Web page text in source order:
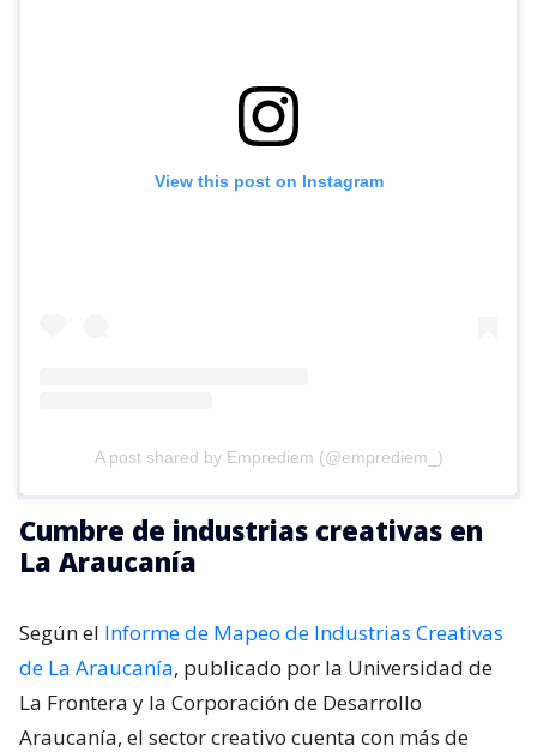
View this post on Instagram
A post shared by Emprediem (@emprediem_)
Cumbre de industrias creativas en
La Araucanía
Según el Informe de Mapeo de Industrias Creativas
de La Araucanía, publicado por la Universidad de
La Frontera y la Corporación de Desarrollo
Araucanía, el sector creativo cuenta con más de